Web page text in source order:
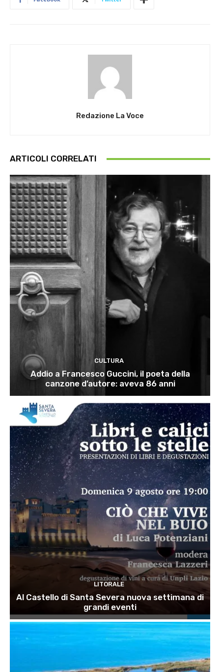
Redazione La Voce
ARTICOLI CORRELATI
CULTURA
Addio a Francesco Guccini, il poeta della
canzone d’autore: aveva 86 anni
LITORALE
Al Castello di Santa Severa nuova settimana di
grandi eventi